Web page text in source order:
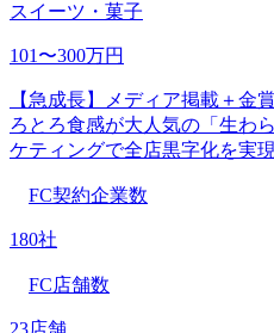
スイーツ・菓子
101〜300万円
【急成長】メディア掲載＋金
ろとろ食感が大人気の「生わ
ケティングで全店黒字化を実現
FC契約企業数
180社
FC店舗数
23店舗